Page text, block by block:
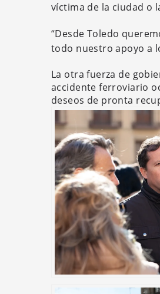
víctima de la ciudad o
“Desde Toledo
todo nuestro apoyo a
La otra fuerza de
accidente ferroviario
deseos de pronta